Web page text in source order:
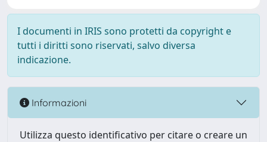
I documenti in IRIS sono protetti da copyright e
tutti i diritti sono riservati, salvo diversa
indicazione.
Informazioni
Utilizza questo identificativo per citare o creare un